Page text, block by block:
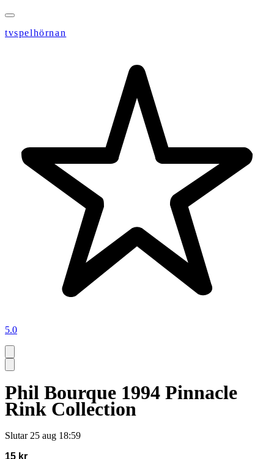
tvspelhörnan
5.0
Phil Bourque 1994 Pinnacle
Rink Collection
Slutar 25 aug 18:59
15 kr